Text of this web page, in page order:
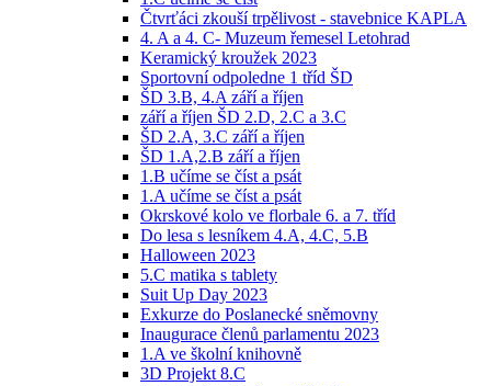
Čtvrťáci zkouší trpělivost - stavebnice KAPLA
4. A a 4. C- Muzeum řemesel Letohrad
Keramický kroužek 2023
Sportovní odpoledne 1 tříd ŠD
ŠD 3.B, 4.A září a říjen
září a říjen ŠD 2.D, 2.C a 3.C
ŠD 2.A, 3.C září a říjen
ŠD 1.A,2.B září a říjen
1.B učíme se číst a psát
1.A učíme se číst a psát
Okrskové kolo ve florbale 6. a 7. tříd
Do lesa s lesníkem 4.A, 4.C, 5.B
Halloween 2023
5.C matika s tablety
Suit Up Day 2023
Exkurze do Poslanecké sněmovny
Inaugurace členů parlamentu 2023
1.A ve školní knihovně
3D Projekt 8.C